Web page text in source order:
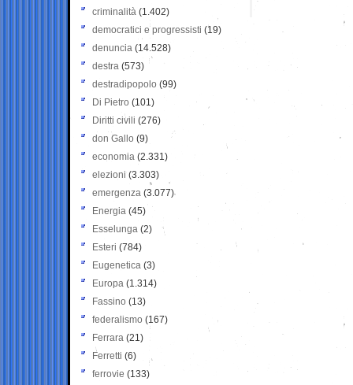
criminalità (1.402)
democratici e progressisti (19)
denuncia (14.528)
destra (573)
destradipopolo (99)
Di Pietro (101)
Diritti civili (276)
don Gallo (9)
economia (2.331)
elezioni (3.303)
emergenza (3.077)
Energia (45)
Esselunga (2)
Esteri (784)
Eugenetica (3)
Europa (1.314)
Fassino (13)
federalismo (167)
Ferrara (21)
Ferretti (6)
ferrovie (133)